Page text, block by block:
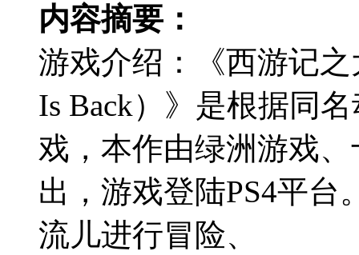
内容摘要：
游戏介绍：《西游记
Is Back）》是根据同
戏，本作由绿洲游戏
出，游戏登陆PS4平台
流儿进行冒险、